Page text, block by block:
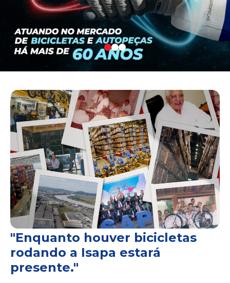
"Enquanto houver bicicletas
rodando a Isapa estará
presente."